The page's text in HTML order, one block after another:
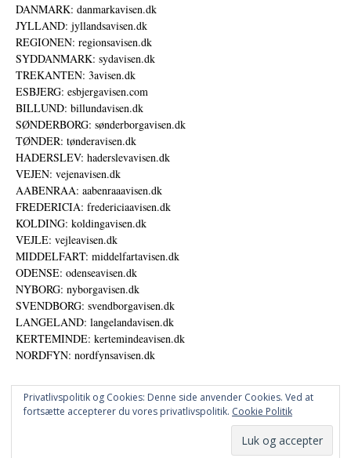
DANMARK: danmarkavisen.dk
JYLLAND: jyllandsavisen.dk
REGIONEN: regionsavisen.dk
SYDDANMARK: sydavisen.dk
TREKANTEN: 3avisen.dk
ESBJERG: esbjergavisen.com
BILLUND: billundavisen.dk
SØNDERBORG: sønderborgavisen.dk
TØNDER: tønderavisen.dk
HADERSLEV: haderslevavisen.dk
VEJEN: vejenavisen.dk
AABENRAA: aabenraaavisen.dk
FREDERICIA: fredericiaavisen.dk
KOLDING: koldingavisen.dk
VEJLE: vejleavisen.dk
MIDDELFART: middelfartavisen.dk
ODENSE: odenseavisen.dk
NYBORG: nyborgavisen.dk
SVENDBORG: svendborgavisen.dk
LANGELAND: langelandavisen.dk
KERTEMINDE: kertemindeavisen.dk
NORDFYN: nordfynsavisen.dk
© DANSKE DIGITALE MEDIER A/S - NYHEDER, ANALYSER OG PERSPEKTIVER
Privatlivspolitik og Cookies: Denne side anvender Cookies. Ved at
fortsætte accepterer du vores privatlivspolitik. Cookie Politik